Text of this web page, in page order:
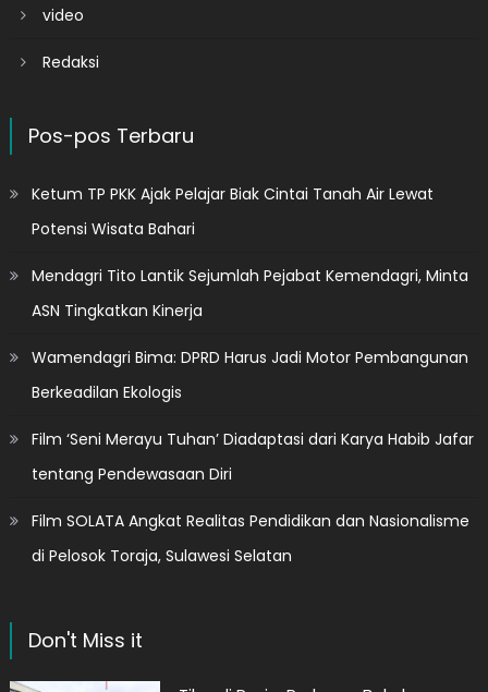
video
Redaksi
Pos-pos Terbaru
Ketum TP PKK Ajak Pelajar Biak Cintai Tanah Air Lewat
Potensi Wisata Bahari
Mendagri Tito Lantik Sejumlah Pejabat Kemendagri, Minta
ASN Tingkatkan Kinerja
Wamendagri Bima: DPRD Harus Jadi Motor Pembangunan
Berkeadilan Ekologis
Film ‘Seni Merayu Tuhan’ Diadaptasi dari Karya Habib Jafar
tentang Pendewasaan Diri
Film SOLATA Angkat Realitas Pendidikan dan Nasionalisme
di Pelosok Toraja, Sulawesi Selatan
Don't Miss it